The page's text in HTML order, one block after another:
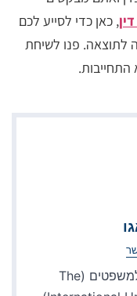
, כאן כדי לסייע לכם
לתוצאה. פנו לשיחת
עו"ד ד"ר ערן אגו הוא דוקטור למשפטים (The